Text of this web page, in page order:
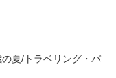
夏/トラベリング・パ